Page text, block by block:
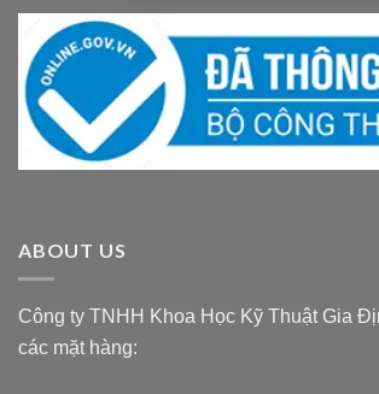
ABOUT US
Công ty TNHH Khoa Học Kỹ Thuật Gia
các mặt hàng: